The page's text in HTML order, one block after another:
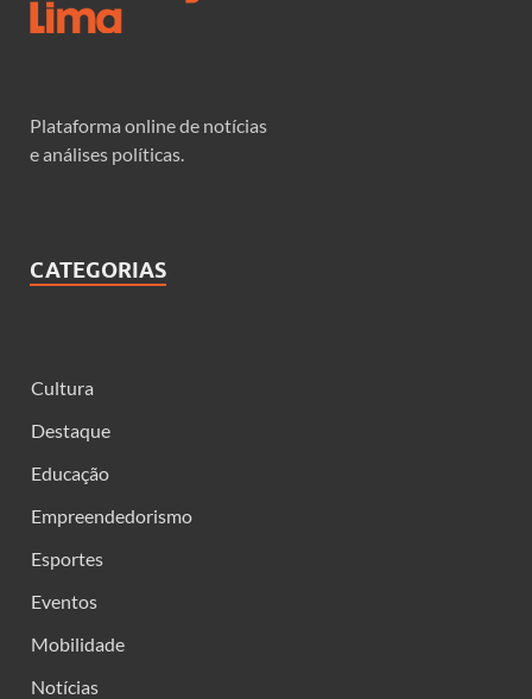
Plataforma online de notícias
e análises políticas.
CATEGORIAS
Cultura
Destaque
Educação
Empreendedorismo
Esportes
Eventos
Mobilidade
Notícias